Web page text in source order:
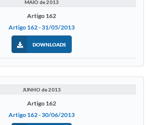
MAIO de 2013
Artigo 162
Artigo 162 - 31/05/2013
DOWNLOADS
JUNHO de 2013
Artigo 162
Artigo 162 - 30/06/2013